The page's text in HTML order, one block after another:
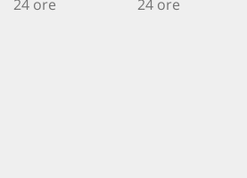
24 ore 24 ore